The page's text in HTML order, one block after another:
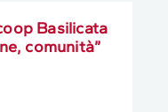
Basilicata
comunità”